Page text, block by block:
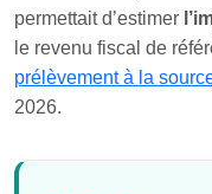
permettait d’estimer
le revenu fiscal de
prélèvement à la
2026.